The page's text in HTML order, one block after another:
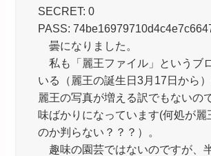
SECRET: 0
PASS:
曇になりました。
私も「麗王ファイル」というブ
いる（麗王の誕生日3月17日から）
麗王の写真が増える訳でもないの
味ばかりになっています(何処が麗
のか判らない？？？）。
趣味の園芸ではないのですが、